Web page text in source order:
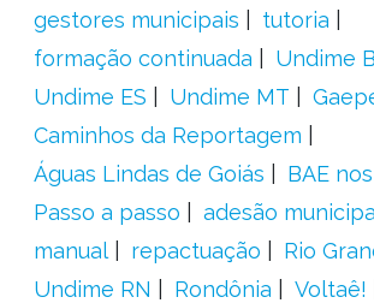
gestores municipais
tutoria
formação continuada
Undime
Undime ES
Undime MT
Caminhos da Reportagem
Águas Lindas de Goiás
BAE
Passo a passo
adesão
manual
repactuação
Rio
Undime RN
Rondônia Voltaê!